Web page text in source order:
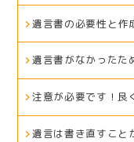
遺言書の必要性と作
遺言書がなかったた
注意が必要です！良
遺言は書き直すこと